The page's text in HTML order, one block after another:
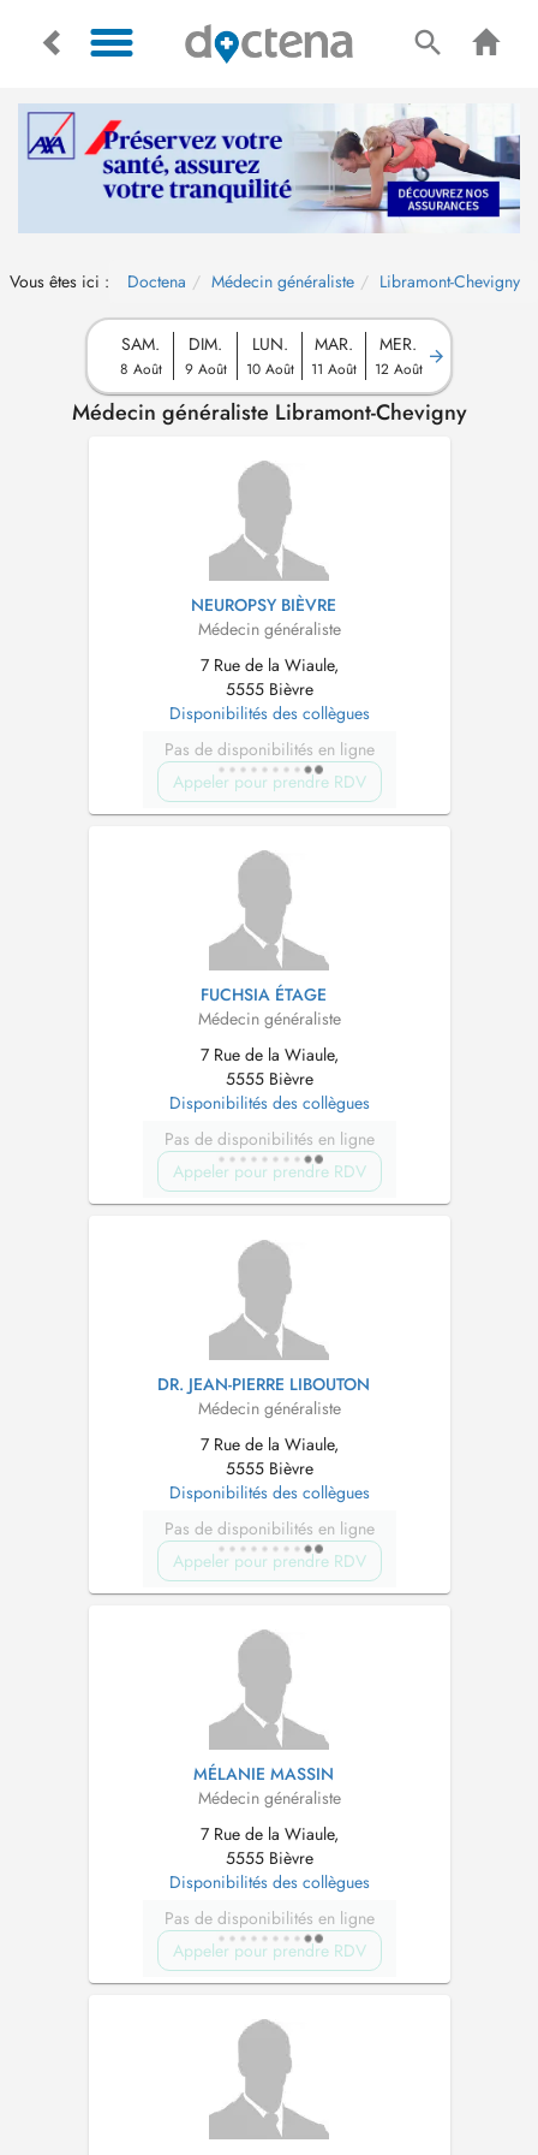
Vous êtes ici : Doctena Médecin généraliste Libramont-Chevigny
SAM.
8 Août
DIM.
9 Août
LUN.
10 Août
MAR.
11 Août
MER.
12 Août
Médecin généraliste Libramont-Chevigny
NEUROPSY BIÈVRE
Médecin généraliste
7 Rue de la Wiaule,
5555 Bièvre
Disponibilités des collègues
Pas de disponibilités en ligne
Appeler pour prendre RDV
FUCHSIA ÉTAGE
Médecin généraliste
7 Rue de la Wiaule,
5555 Bièvre
Disponibilités des collègues
Pas de disponibilités en ligne
Appeler pour prendre RDV
DR. JEAN-PIERRE LIBOUTON
Médecin généraliste
7 Rue de la Wiaule,
5555 Bièvre
Disponibilités des collègues
Pas de disponibilités en ligne
Appeler pour prendre RDV
MÉLANIE MASSIN
Médecin généraliste
7 Rue de la Wiaule,
5555 Bièvre
Disponibilités des collègues
Pas de disponibilités en ligne
Appeler pour prendre RDV